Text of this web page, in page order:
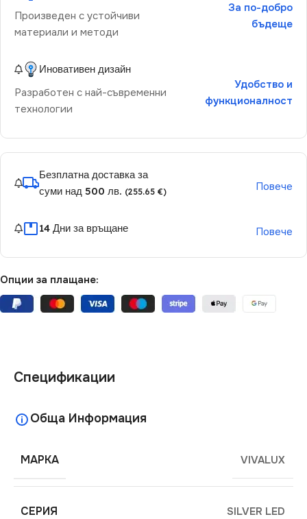
Произведен с устойчиви
материали и методи
За по-добро
бъдеще
Иновативен дизайн
Разработен с най-съвременни
технологии
Удобство и
функционалност
Безплатна доставка за
суми над 500 лв. (255.65 €) Повече
14 Дни за връщане Повече
Опции за плащане:
Спецификации
Обща Информация
МАРКА VIVALUX
СЕРИЯ SILVER LED